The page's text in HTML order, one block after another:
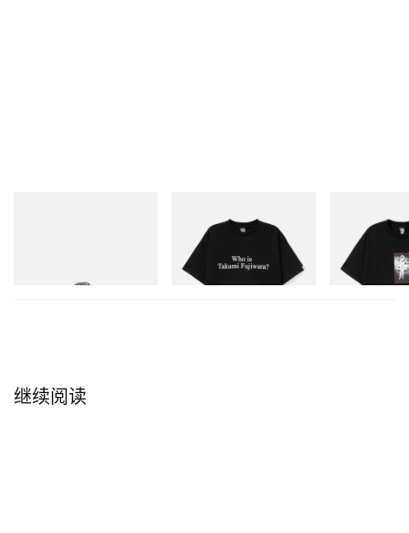
Billionaire Boys Club X Initial
D Cotton T-Shirt 3
立刻购入
BILLIONAIRE
INITIAL D
立刻购入
继续阅读